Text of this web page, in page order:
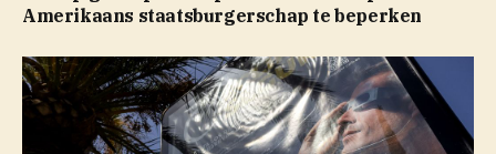
Amerikaans staatsburgerschap te beperken